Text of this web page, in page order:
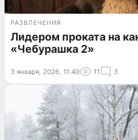
РАЗВЛЕЧЕНИЯ
Лидером проката на
«Чебурашка 2»
3 января, 2026, 11:40 11 3